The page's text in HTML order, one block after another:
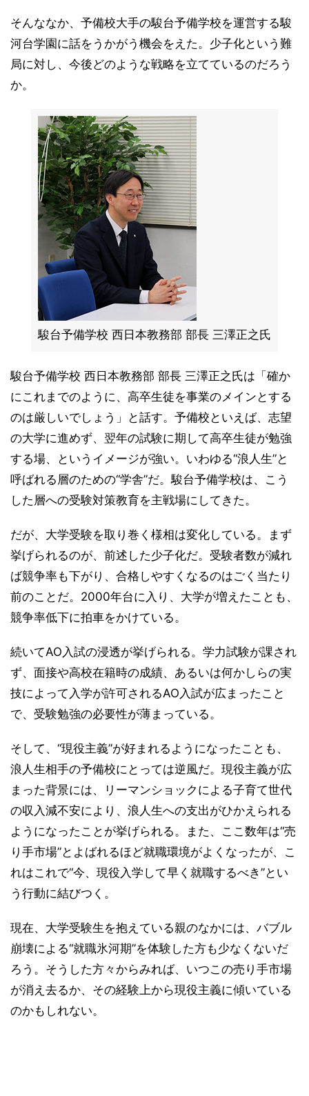
そんななか、予備校大手の駿台予備学校を運営する駿
河台学園に話をうかがう機会をえた。少子化という難
局に対し、今後どのような戦略を立てているのだろう
か。
駿台予備学校 西日本教務部 部長 三澤正之氏
駿台予備学校 西日本教務部 部長 三澤正之氏は「確か
にこれまでのように、高卒生徒を事業のメインとする
のは厳しいでしょう」と話す。予備校といえば、志望
の大学に進めず、翌年の試験に期して高卒生徒が勉強
する場、というイメージが強い。いわゆる“浪人生”と
呼ばれる層のための“学舎”だ。駿台予備学校は、こう
した層への受験対策教育を主戦場にしてきた。
だが、大学受験を取り巻く様相は変化している。まず
挙げられるのが、前述した少子化だ。受験者数が減れ
ば競争率も下がり、合格しやすくなるのはごく当たり
前のことだ。2000年台に入り、大学が増えたことも、
競争率低下に拍車をかけている。
続いてAO入試の浸透が挙げられる。学力試験が課され
ず、面接や高校在籍時の成績、あるいは何かしらの実
技によって入学が許可されるAO入試が広まったこと
で、受験勉強の必要性が薄まっている。
そして、“現役主義”が好まれるようになったことも、
浪人生相手の予備校にとっては逆風だ。現役主義が広
まった背景には、リーマンショックによる子育て世代
の収入減不安により、浪人生への支出がひかえられる
ようになったことが挙げられる。また、ここ数年は“売
り手市場”とよばれるほど就職環境がよくなったが、こ
れはこれで“今、現役入学して早く就職するべき”とい
う行動に結びつく。
現在、大学受験生を抱えている親のなかには、バブル
崩壊による“就職氷河期”を体験した方も少なくないだ
ろう。そうした方々からみれば、いつこの売り手市場
が消え去るか、その経験上から現役主義に傾いている
のかもしれない。